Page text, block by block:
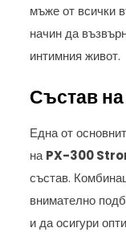
мъже от всички
начин да
интимния живот.
Състав
Една от
наPX-300
състав.
внимателно
и да осигури